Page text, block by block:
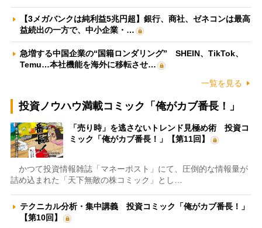
【3メガバンクは純利益5兆円超】銀行、商社、ゼネコンは最高
益続出の一方で、中小企業・…
急増する中国企業の“国籍ロンダリング” SHEIN、TikTok、
Temu…本社機能を海外に移転させ…
一覧を見る
投資ノウハウ満載コミック「俺がカブ番長！」
「売り時」を逃さないトレンド見極め術 投資コ
ミック「俺がカブ番長！」【第11回】
かつて投資情報雑誌「マネーポスト」にて、圧倒的な情報量が
詰め込まれた「天下無敵の株コミック」とし…
テクニカル分析・集中講義 投資コミック「俺がカブ番長！」
【第10回】